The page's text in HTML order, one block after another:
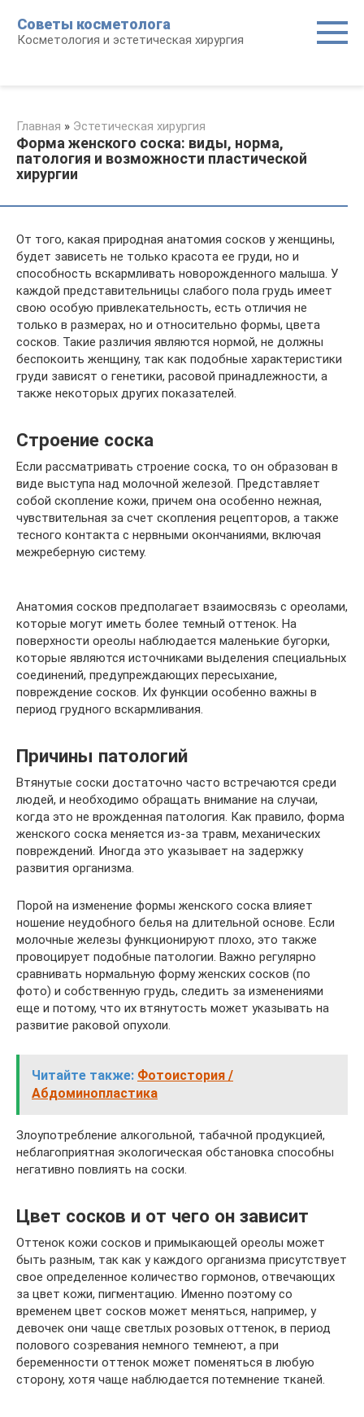
контенту
Советы косметолога
Косметология и эстетическая хирургия
Главная » Эстетическая хирургия
Форма женского соска: виды, норма,
патология и возможности пластической
хирургии
От того, какая природная анатомия сосков у женщины,
будет зависеть не только красота ее груди, но и
способность вскармливать новорожденного малыша. У
каждой представительницы слабого пола грудь имеет
свою особую привлекательность, есть отличия не
только в размерах, но и относительно формы, цвета
сосков. Такие различия являются нормой, не должны
беспокоить женщину, так как подобные характеристики
груди зависят о генетики, расовой принадлежности, а
также некоторых других показателей.
Строение соска
Если рассматривать строение соска, то он образован в
виде выступа над молочной железой. Представляет
собой скопление кожи, причем она особенно нежная,
чувствительная за счет скопления рецепторов, а также
тесного контакта с нервными окончаниями, включая
межреберную систему.
Анатомия сосков предполагает взаимосвязь с ореолами,
которые могут иметь более темный оттенок. На
поверхности ореолы наблюдается маленькие бугорки,
которые являются источниками выделения специальных
соединений, предупреждающих пересыхание,
повреждение сосков. Их функции особенно важны в
период грудного вскармливания.
Причины патологий
Втянутые соски достаточно часто встречаются среди
людей, и необходимо обращать внимание на случаи,
когда это не врожденная патология. Как правило, форма
женского соска меняется из-за травм, механических
повреждений. Иногда это указывает на задержку
развития организма.
Порой на изменение формы женского соска влияет
ношение неудобного белья на длительной основе. Если
молочные железы функционируют плохо, это также
провоцирует подобные патологии. Важно регулярно
сравнивать нормальную форму женских сосков (по
фото) и собственную грудь, следить за изменениями
еще и потому, что их втянутость может указывать на
развитие раковой опухоли.
Читайте также: Фотоистория /
Абдоминопластика
Злоупотребление алкогольной, табачной продукцией,
неблагоприятная экологическая обстановка способны
негативно повлиять на соски.
Цвет сосков и от чего он зависит
Оттенок кожи сосков и примыкающей ореолы может
быть разным, так как у каждого организма присутствует
свое определенное количество гормонов, отвечающих
за цвет кожи, пигментацию. Именно поэтому со
временем цвет сосков может меняться, например, у
девочек они чаще светлых розовых оттенок, в период
полового созревания немного темнеют, а при
беременности оттенок может поменяться в любую
сторону, хотя чаще наблюдается потемнение тканей.